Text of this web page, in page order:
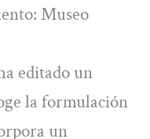
Museo
editado un
la formulación
un